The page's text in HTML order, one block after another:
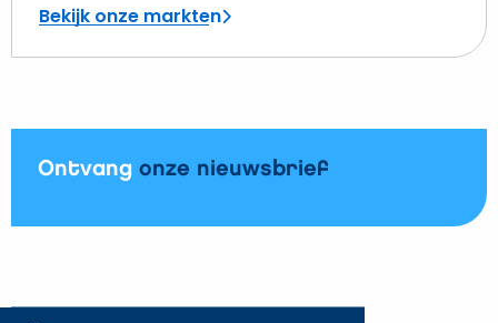
Bekijk onze markten
Ontvang onze nieuwsbrief